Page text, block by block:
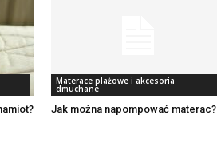
Materace plażowe i akcesoria
dmuchane
Jak można napompować materac?